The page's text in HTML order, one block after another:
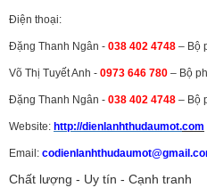
Điện thoại:
Đặng Thanh Ngân - 038 402 4748 – Bộ
Võ Thị Tuyết Anh - 0973 646 780 – Bộ
Đặng Thanh Ngân - 038 402 4748 – Bộ
Website: http://dienlanhthudaumot.com
Email:
Chất lượng - Uy tín - Cạnh tranh